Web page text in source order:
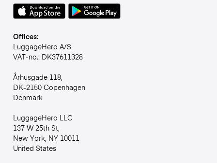
Offices:
LuggageHero A/S
VAT-no.: DK37611328
Århusgade 118,
DK-2150 Copenhagen
Denmark
LuggageHero LLC
137 W 25th St,
New York, NY 10011
United States